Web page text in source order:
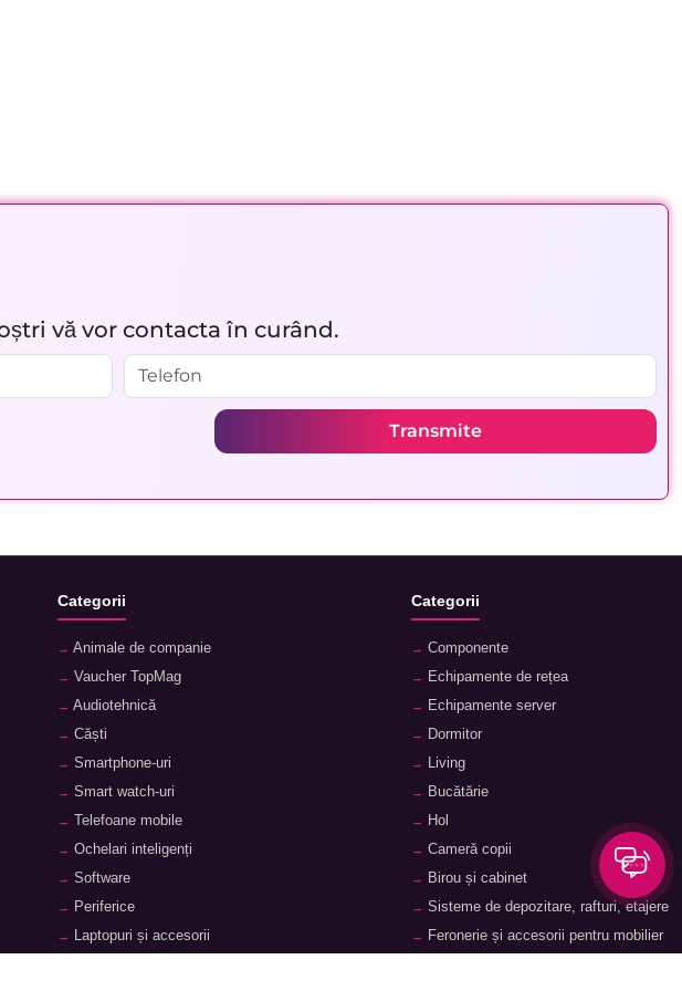
vă vor contacta în curând.
Transmite
Categorii
Animale de companie
Vaucher TopMag
Audiotehnică
Căști
Smartphone-uri
Smart watch-uri
Telefoane mobile
Ochelari inteligenți
Software
Periferice
Laptopuri și accesorii
Categorii
Componente
Echipamente de rețea
Echipamente server
Dormitor
Living
Bucătărie
Hol
Cameră copii
Birou și cabinet
Sisteme de depozitare, rafturi, etajere
Feronerie și accesorii pentru mobilier